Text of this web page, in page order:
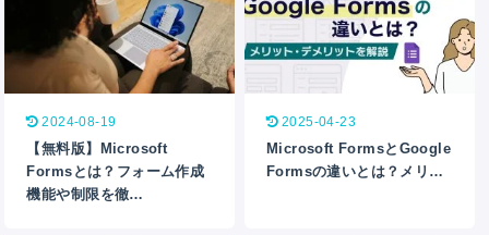
2024-08-19
【無料版】Microsoft
Formsとは？フォーム作成
機能や制限を徹…
2025-04-23
Microsoft FormsとGoogle
Formsの違いとは？メリ…